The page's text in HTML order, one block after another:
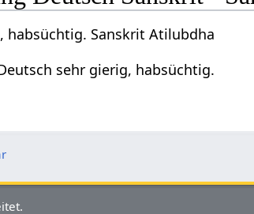
habsüchtig. Sanskrit Atilubdha
sehr gierig, habsüchtig.